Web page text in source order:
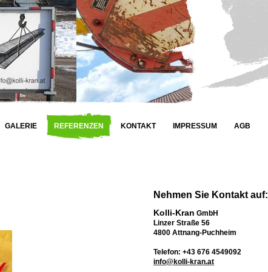
GALERIE REFERENZEN KONTAKT IMPRESSUM AGB
Nehmen Sie Kontakt auf:
Kolli-Kran GmbH
Linzer Straße 56
4800 Attnang-Puchheim
Telefon: +43 676 4549092
info@kolli-kran.at